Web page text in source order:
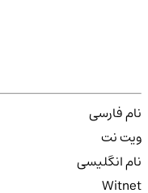
نام فارسی
ویت نت
نام انگلیسی
Witnet